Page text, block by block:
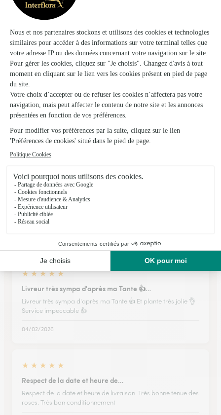
Ils ont fait livrer des fleurs ou une plante à
Sengouagnet
★ ★ ★
Parfait en tout
Rien a dire de négatif. Tout a ete bien .fleurs livraison
★
★
Très satisfait tant au niveau du choix…
Très satisfait tant au niveau du choix proposé que de la
conformité du produit présenté avec celui livré. Service de
livraison respectueux des conditions définies.
★ ★ ★ ★ ★
Livreur très sympa d'après ma Tante 👍…
Livreur très sympa d'après ma Tante 👍 Et plante très jolie 👌
Service impeccable 👍
04/02/2026
★ ★ ★ ★ ★
Respect de la date et heure de…
Respect de la date et heure de livraison. Très bonne tenue des
roses. Très bon conditionnement